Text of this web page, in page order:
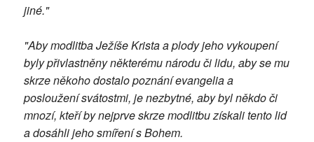
jiné."
"Aby modlitba Ježíše Krista a plody jeho vykoupení
byly přivlastněny některému národu či lidu, aby se mu
skrze někoho dostalo poznání evangelia a
posloužení svátostmi, je nezbytné, aby byl někdo či
mnozí, kteří by nejprve skrze modlitbu získali tento lid
a dosáhli jeho smíření s Bohem.